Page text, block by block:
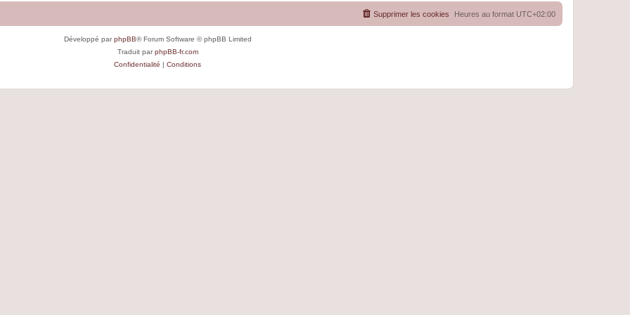
Heures au format UTC+02:00
Supprimer les cookies
Développé parphpBB® Forum Software © phpBB Limited
Traduit parphpBB-fr.com
Confidentialité | Conditions